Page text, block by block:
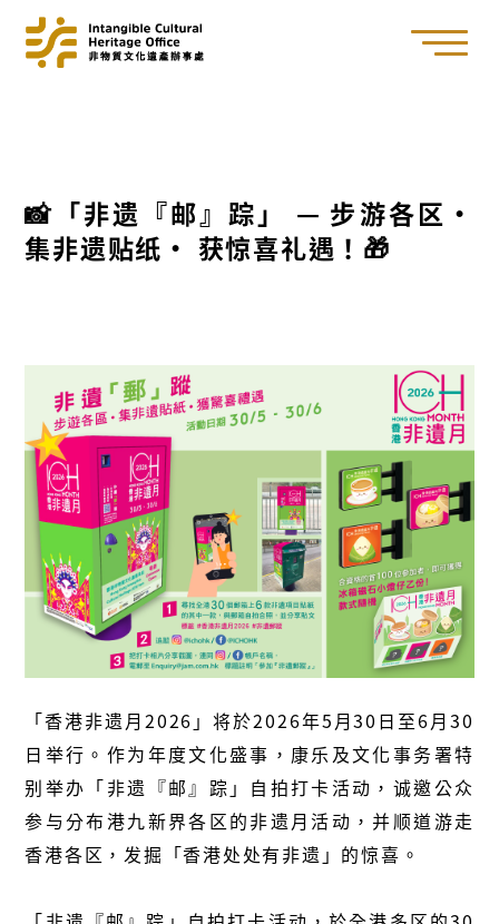
📸「非遗『邮』踪」 — 步游各区·
集非遗贴纸· 获惊喜礼遇！🎁
「香港非遗月2026」将於2026年5月30日至6月30
日举行。作为年度文化盛事，康乐及文化事务署特
别举办「非遗『邮』踪」自拍打卡活动，诚邀公众
参与分布港九新界各区的非遗月活动，并顺道游走
香港各区，发掘「香港处处有非遗」的惊喜。